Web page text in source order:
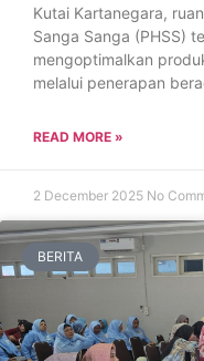
Kutai Kartanegara,
Sanga Sanga (PHSS)
mengoptimalkan
melalui penerapan
READ MORE »
2 December 2025 No
BERITA